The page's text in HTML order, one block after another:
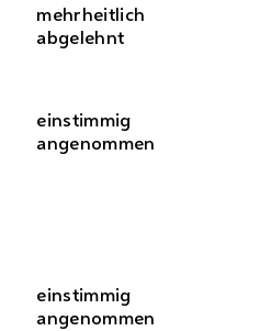
mehrheitlich
abgelehnt
einstimmig
angenommen
einstimmig
angenommen